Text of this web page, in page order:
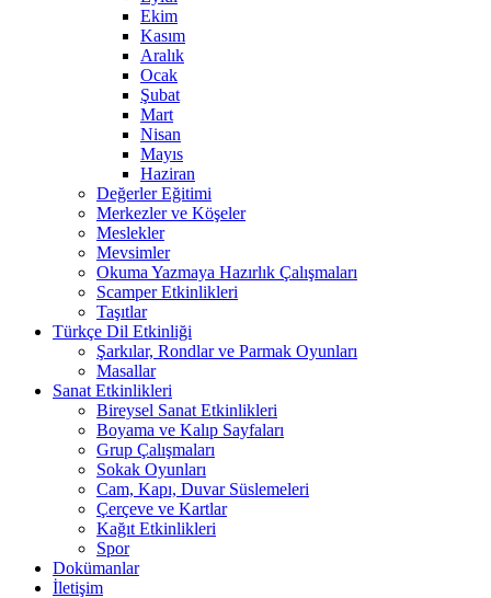
Ekim
Kasım
Aralık
Ocak
Şubat
Mart
Nisan
Mayıs
Haziran
Değerler Eğitimi
Merkezler ve Köşeler
Meslekler
Mevsimler
Okuma Yazmaya Hazırlık Çalışmaları
Scamper Etkinlikleri
Taşıtlar
Türkçe Dil Etkinliği
Şarkılar, Rondlar ve Parmak Oyunları
Masallar
Sanat Etkinlikleri
Bireysel Sanat Etkinlikleri
Boyama ve Kalıp Sayfaları
Grup Çalışmaları
Sokak Oyunları
Cam, Kapı, Duvar Süslemeleri
Çerçeve ve Kartlar
Kağıt Etkinlikleri
Spor
Dokümanlar
İletişim